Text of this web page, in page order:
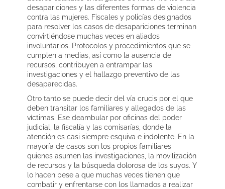
desapariciones y las diferentes formas de violencia
contra las mujeres. Fiscales y policías designados
para resolver los casos de desapariciones terminan
convirtiéndose muchas veces en aliados
involuntarios. Protocolos y procedimientos que se
cumplen a medias, así como la ausencia de
recursos, contribuyen a entrampar las
investigaciones y el hallazgo preventivo de las
desaparecidas.
Otro tanto se puede decir del vía crucis por el que
deben transitar los familiares y allegados de las
víctimas. Ese deambular por oficinas del poder
judicial, la fiscalía y las comisarías, donde la
atención es casi siempre esquiva e indolente. En la
mayoría de casos son los propios familiares
quienes asumen las investigaciones, la movilización
de recursos y la búsqueda dolorosa de los suyos. Y
lo hacen pese a que muchas veces tienen que
combatir y enfrentarse con los llamados a realizar